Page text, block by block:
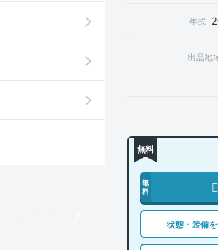
年式
出品地
無料
無
料
状態・装備